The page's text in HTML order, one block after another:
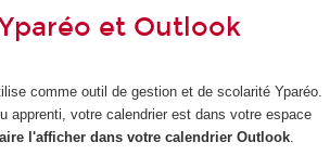
et Outlook
comme outil de gestion et de scolarité Yparéo.
apprenti, votre calendrier est dans votre espace
l'afficher dans votre calendrier Outlook.